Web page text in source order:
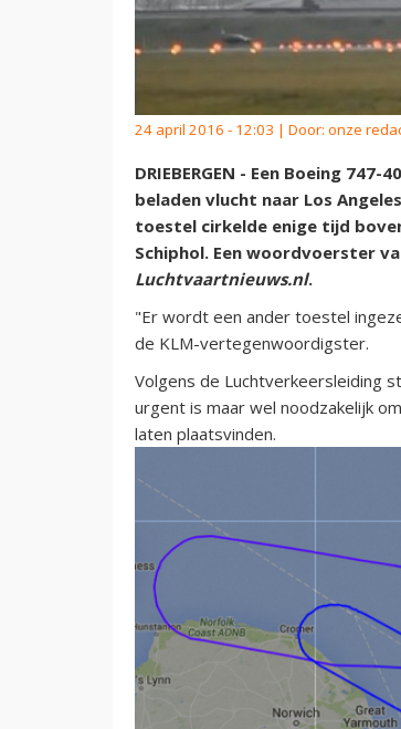
24 april 2016 - 12:03 | Door: onze
DRIEBERGEN - Een Boeing
beladen vlucht naar Los
toestel cirkelde enige tijd
Schiphol. Een woordvoerster
Luchtvaartnieuws.nl.
"Er wordt een ander toestel
de KLM-vertegenwoordigster.
Volgens de Luchtverkeersleiding
urgent is maar wel noodzakelijk
laten plaatsvinden.